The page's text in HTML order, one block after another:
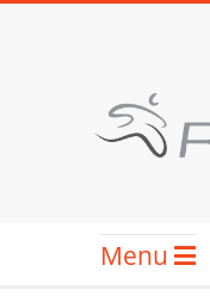
Secondary
Navigation
Menu